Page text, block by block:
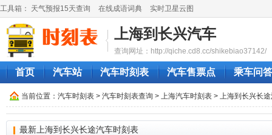
工具箱： 天气预报15天查询 在线成语词典 实时卫星云图
上海到长兴汽车
查询网址：http://qiche.cd8.cc/shikebiao37142/
首页 汽车站 汽车时刻表 汽车售票点 乘车问答
当前位置： 汽车时刻表 > 汽车时刻表查询 > 上海汽车时刻表 > 上海到长兴长
最新上海到长兴长途汽车时刻表